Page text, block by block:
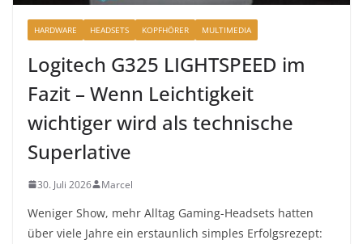
HARDWARE HEADSETS KOPFHÖRER MULTIMEDIA
Logitech G325 LIGHTSPEED im
Fazit – Wenn Leichtigkeit
wichtiger wird als technische
Superlative
30. Juli 2026 Marcel
Weniger Show, mehr Alltag Gaming-Headsets hatten
über viele Jahre ein erstaunlich simples Erfolgsrezept: